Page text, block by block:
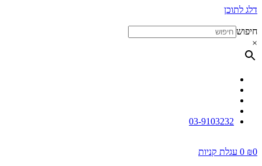
דלג לתוכן
חיפוש
×
03-9103232
₪0
0 עגלת קניות